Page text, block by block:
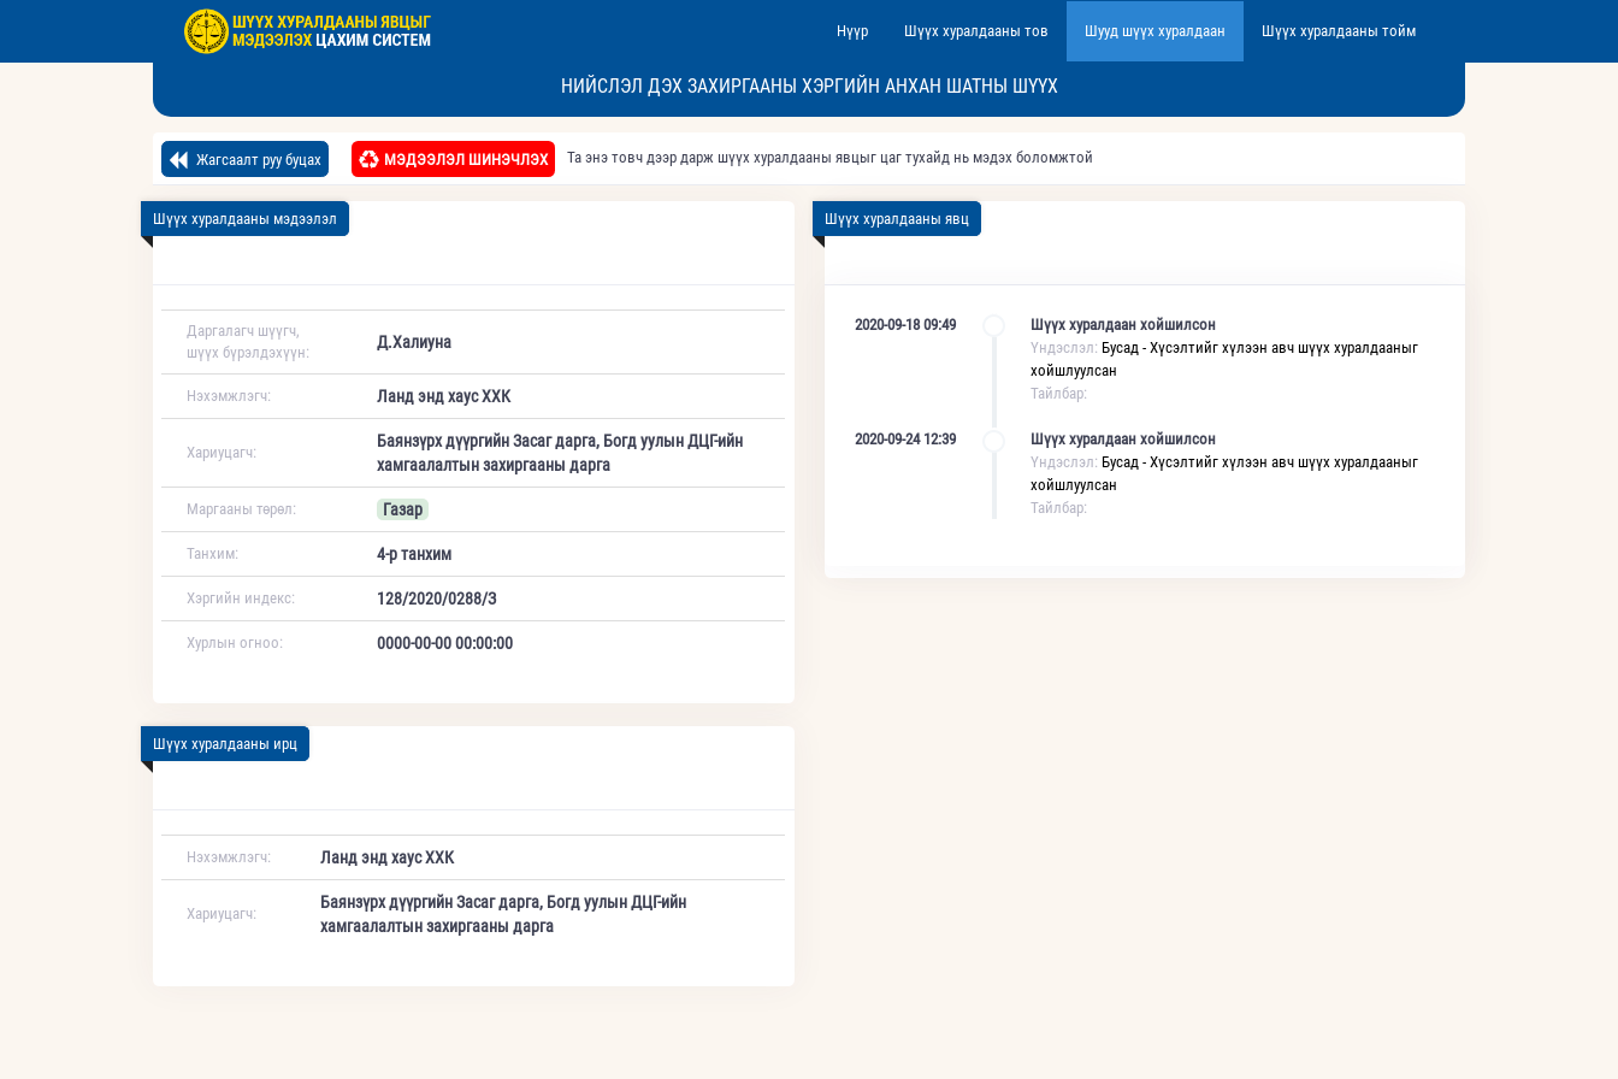
Нүүр Шүүх хуралдааны тов Шууд шүүх хуралдаан Шүүх хуралдааны тойм
НИЙСЛЭЛ ДЭХ ЗАХИРГААНЫ ХЭРГИЙН АНХАН ШАТНЫ ШҮҮХ
Жагсаалт руу буцах МЭДЭЭЛЭЛ ШИНЭЧЛЭХ Та энэ товч дээр дарж шүүх хуралдааны явцыг цаг тухайд нь мэдэх боломжтой
Шүүх хуралдааны мэдээлэл
Даргалагч шүүгч,
шүүх бүрэлдэхүүн:
Д.Халиуна
Нэхэмжлэгч: Ланд энд хаус ХХК
Хариуцагч:
Баянзүрх дүүргийн Засаг дарга, Богд уулын ДЦГ-ийн
хамгаалалтын захиргааны дарга
Маргааны төрөл: Газар
Танхим: 4-р танхим
Хэргийн индекс: 128/2020/0288/З
Хурлын огноо: 0000-00-00 00:00:00
Шүүх хуралдааны ирц
Нэхэмжлэгч: Ланд энд хаус ХХК
Хариуцагч:
Баянзүрх дүүргийн Засаг дарга, Богд уулын ДЦГ-ийн
хамгаалалтын захиргааны дарга
Шүүх хуралдааны явц
2020-09-18 09:49
Шүүх хуралдаан хойшилсон
Үндэслэл: Бусад - Хүсэлтийг хүлээн авч шүүх хуралдааныг
хойшлуулсан
Тайлбар:
2020-09-24 12:39
Шүүх хуралдаан хойшилсон
Үндэслэл: Бусад - Хүсэлтийг хүлээн авч шүүх хуралдааныг
хойшлуулсан
Тайлбар: